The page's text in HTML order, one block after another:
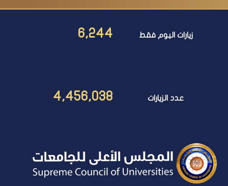
زيارات اليوم فقط 6,244
عدد الزيارات 4,456,038